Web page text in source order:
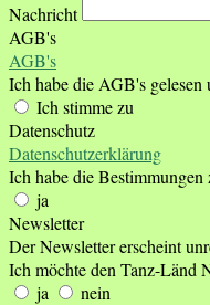
Nachricht
AGB's
AGB's
Ich habe die AGB's
Ich stimme zu
Datenschutz
Datenschutzerklärung
Ich habe die
ja
Newsletter
Der Newsletter erscheint
Ich möchte den Tanz-Länd
ja
nein